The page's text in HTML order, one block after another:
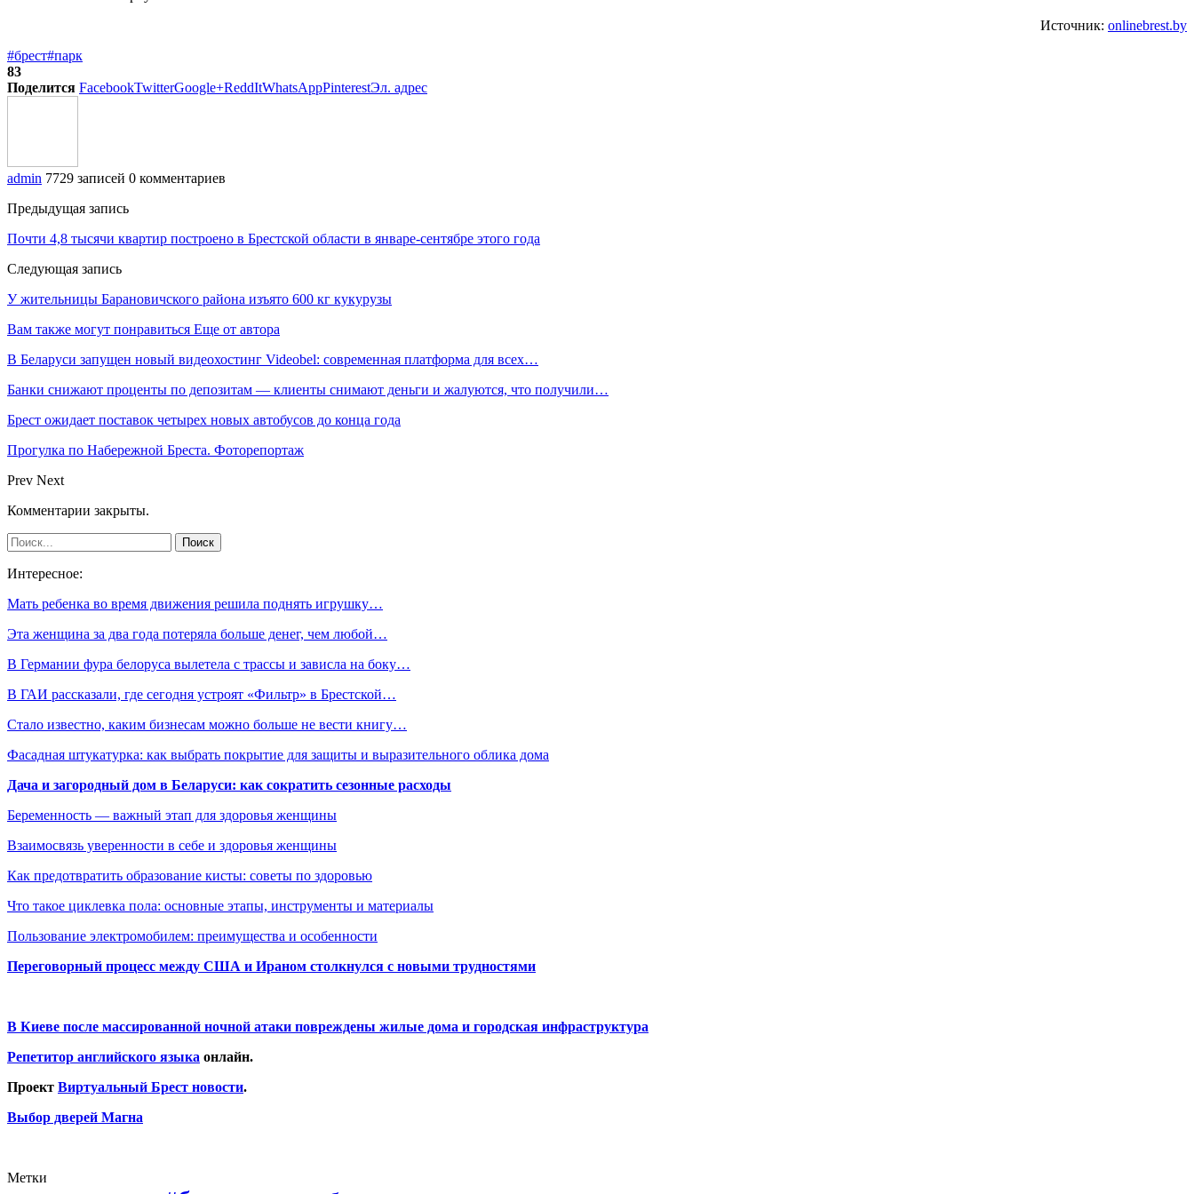
Источник: onlinebrest.by
#брест#парк
83
Поделится FacebookTwitterGoogle+ReddItWhatsAppPinterestЭл. адрес
admin 7729 записей 0 комментариев
Предыдущая запись
Почти 4,8 тысячи квартир построено в Брестской области в январе-сентябре этого года
Следующая запись
У жительницы Барановичского района изъято 600 кг кукурузы
Вам также могут понравиться Еще от автора
В Беларуси запущен новый видеохостинг Videobel: современная платформа для всех…
Банки снижают проценты по депозитам — клиенты снимают деньги и жалуются, что получили…
Брест ожидает поставок четырех новых автобусов до конца года
Прогулка по Набережной Бреста. Фоторепортаж
Prev Next
Комментарии закрыты.
Интересное:
Мать ребенка во время движения решила поднять игрушку…
Эта женщина за два года потеряла больше денег, чем любой…
В Германии фура белоруса вылетела с трассы и зависла на боку…
В ГАИ рассказали, где сегодня устроят «Фильтр» в Брестской…
Стало известно, каким бизнесам можно больше не вести книгу…
Фасадная штукатурка: как выбрать покрытие для защиты и выразительного облика дома
Дача и загородный дом в Беларуси: как сократить сезонные расходы
Беременность — важный этап для здоровья женщины
Взаимосвязь уверенности в себе и здоровья женщины
Как предотвратить образование кисты: советы по здоровью
Что такое циклевка пола: основные этапы, инструменты и материалы
Пользование электромобилем: преимущества и особенности
Переговорный процесс между США и Ираном столкнулся с новыми трудностями
В Киеве после массированной ночной атаки повреждены жилые дома и городская инфраструктура
Репетитор английского языка онлайн.
Проект Виртуальный Брест новости.
Выбор дверей Магна
Метки